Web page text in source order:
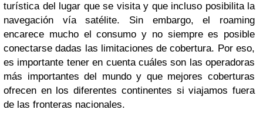
turística del lugar que se visita y que incluso posibilita la
navegación vía satélite. Sin embargo, el roaming
encarece mucho el consumo y no siempre es posible
conectarse dadas las limitaciones de cobertura. Por eso,
es importante tener en cuenta cuáles son las operadoras
más importantes del mundo y que mejores coberturas
ofrecen en los diferentes continentes si viajamos fuera
de las fronteras nacionales.